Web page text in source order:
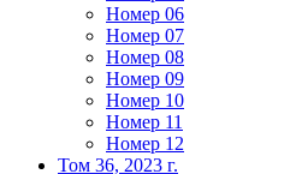
Номер 06
Номер 07
Номер 08
Номер 09
Номер 10
Номер 11
Номер 12
Том 36, 2023 г.